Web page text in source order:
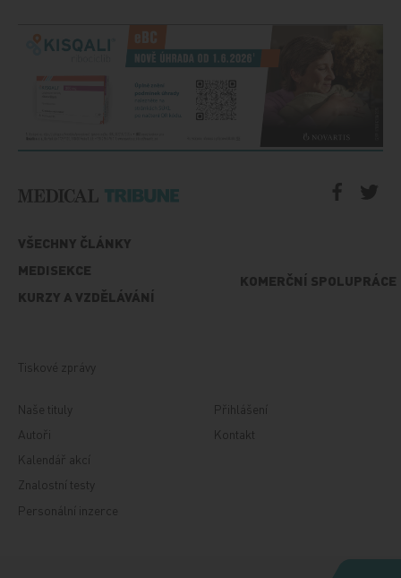
VŠECHNY ČLÁNKY
MEDISEKCE
KURZY A VZDĚLÁVÁNÍ
KOMERČNÍ SPOLUPRÁCE
Tiskové zprávy
Naše tituly
Autoři
Kalendář akcí
Znalostní testy
Personální inzerce
Přihlášení
Kontakt